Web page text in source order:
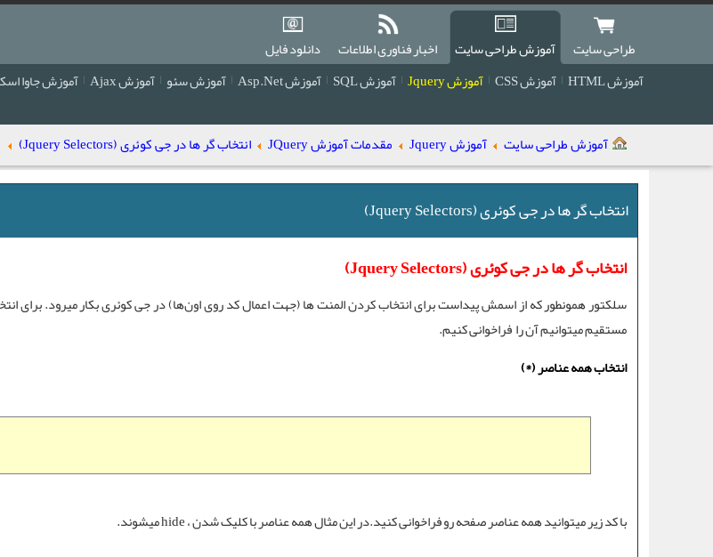
طراحی سایت آموزش طراحی سایت اخبار فناوری اطلاعات
دانلود فایل
آموزش HTML
آموزش CSS آموزش Jquery آموزش SQL آموزش Asp.Net آموزش سئو آموزش Ajax آموزش جاوا
آموزش طراحی سایت آموزش Jquery مقدمات آموزش JQuery انتخاب گر ها در جی کوئری (Jquery Selectors)
انتخاب گر ها در جی کوئری (Jquery Selectors)
انتخاب گر ها در جی کوئری (Jquery Selectors)
سلکتور
مستقیم میتوانیم آن را فراخوانی کنیم.
انتخاب همه عناصر (*)
با کد زیر میتوانید همه عناصر صفحه رو فراخوانی کنید.در این مثال همه عناصر با کلیک شدن ، hide میشوند.